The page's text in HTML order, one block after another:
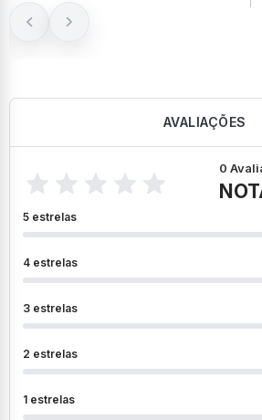
AVALIAÇÕES
0
5 estrelas
4 estrelas
3 estrelas
2 estrelas
1 estrelas